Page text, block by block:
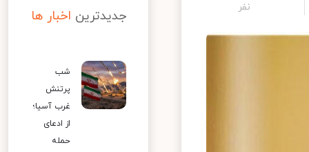
نفر
جدیدترین اخبار ها
شب
پرتنش
غرب آسیا؛
از ادعای
حمله